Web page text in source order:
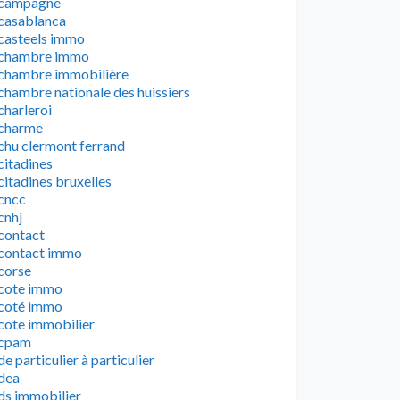
immo
immo
immobilière
nationale des huissiers
clermont ferrand
bruxelles
immo
immo
immo
immobilier
particulier à particulier
immobilier